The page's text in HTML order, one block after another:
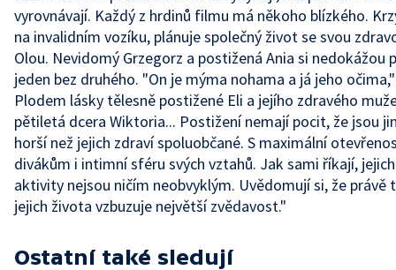
vyrovnávají. Každý z hrdinů filmu má někoho blízkého.
na invalidním vozíku, plánuje společný život se svou
Olou. Nevidomý Grzegorz a postižená Ania si
jeden bez druhého. "On je mýma nohama a já jeho
Plodem lásky tělesně postižené Eli a jejího zdravého
pětiletá dcera Wiktoria... Postižení nemají pocit, že jsou
horší než jejich zdraví spoluobčané. S maximální
divákům i intimní sféru svých vztahů. Jak sami říkají,
aktivity nejsou ničím neobvyklým. Uvědomují si, že právě
jejich života vzbuzuje největší zvědavost."
Ostatní také sledují